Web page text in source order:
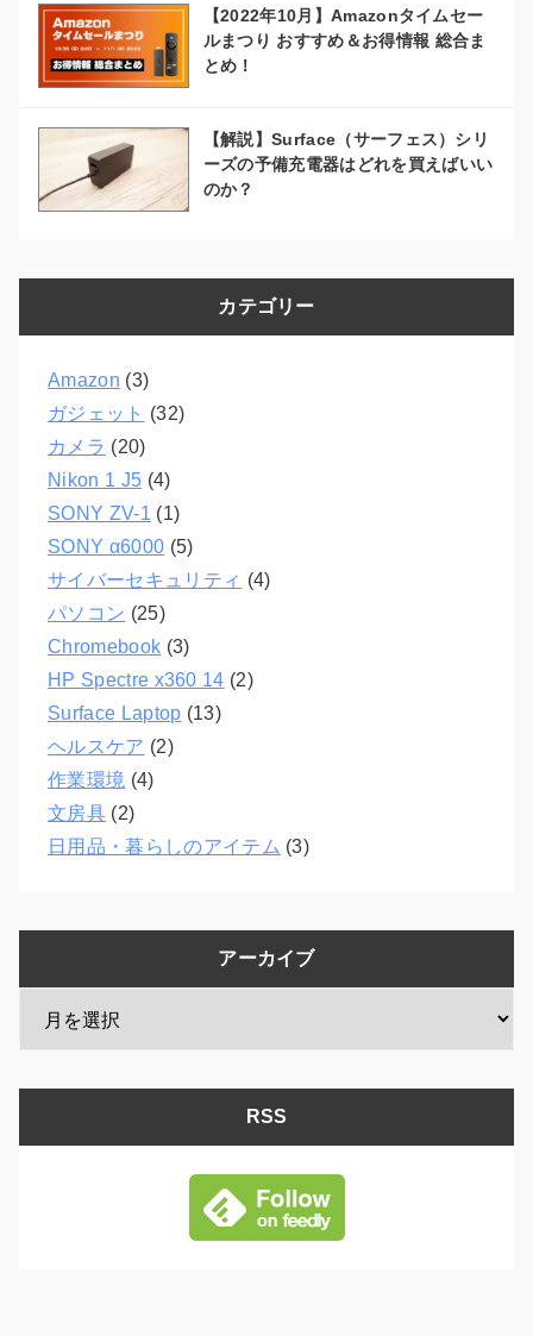
【2022年10月】Amazonタイムセー
ルまつり おすすめ＆お得情報 総合ま
とめ！
【解説】Surface（サーフェス）シリ
ーズの予備充電器はどれを買えばいい
のか？
カテゴリー
Amazon (3)
ガジェット (32)
カメラ (20)
Nikon 1 J5 (4)
SONY ZV-1 (1)
SONY α6000 (5)
サイバーセキュリティ (4)
パソコン (25)
Chromebook (3)
HP Spectre x360 14 (2)
Surface Laptop (13)
ヘルスケア (2)
作業環境 (4)
文房具(2)
日用品・暮らしのアイテム (3)
アーカイブ
RSS